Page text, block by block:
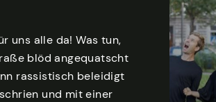
uns alle da! Was tun,
blöd angequatscht
rassistisch beleidigt
und mit einer